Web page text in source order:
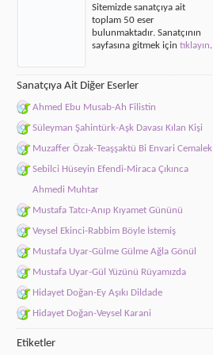
Sitemizde sanatçıya ait
toplam 50 eser
bulunmaktadır. Sanatçının
sayfasına gitmek için tıklayın.
Sanatçıya Ait Diğer Eserler
Ahmed Ebu Musab-Ah Filistin
Süleyman Şahintürk-Aşk Davası Kılan Kişi
Muzaffer Özak-Teaşşaktü Bi Envari Cemalek
Sebilci Hüseyin Efendi-Miraca Çıkınca
Ahmedi Muhtar
Mustafa Tatcı-Anıp Kıyamet Gününü
Veysel Ekinci-Rabbim Böyle İstemiş
Mustafa Uyar-Gülme Gülme Ağla Gönül
Mustafa Uyar-Gül Yüzünü Rüyamızda
Hidayet Doğan-Ey Aşıkı Dildade
Hidayet Doğan-Veysel Karani
Etiketler